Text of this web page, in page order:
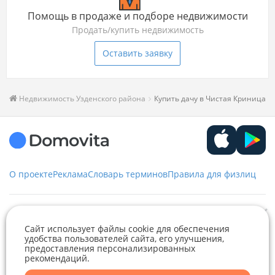
Помощь в продаже и подборе недвижимости
Продать/купить недвижимость
Оставить заявку
Недвижимость Узденского района Купить дачу в Чистая Криница
О проектеРекламаСловарь терминовПравила для физлиц
Служба заботы
+375 29 376-13-70
+375 33 376-13-70
Рекламное сотрудничество
Сайт использует файлы cookie для обеспечения
удобства пользователей сайта, его улучшения,
предоставления персонализированных
рекомендаций.